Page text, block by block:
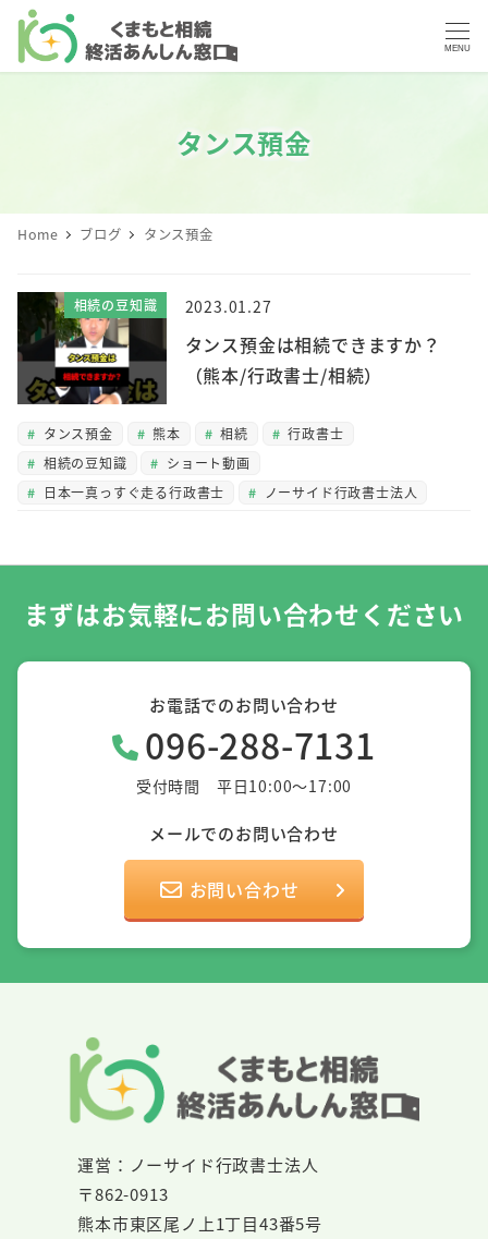
MENU
タンス預金
Home ブログ タンス預金
相続の豆知識
タンス預金は相続できますか？
（熊本/行政書士/相続）
2023.01.27
タンス預金 熊本 相続
行政書士
相続の豆知識
ショート動画
日本一真っすぐ走る行政書士
ノーサイド行政書士法人
まずはお気軽にお問い合わせください
お電話でのお問い合わせ
096-288-7131
受付時間 平日10:00～17:00
メールでのお問い合わせ
お問い合わせ
運営：ノーサイド行政書士法人
〒862-0913
熊本市東区尾ノ上1丁目43番5号